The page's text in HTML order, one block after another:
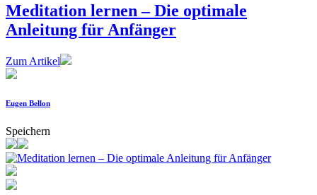
Meditation lernen – Die optimale
Anleitung für Anfänger
Zum Artikel
Eugen Bellon
Speichern